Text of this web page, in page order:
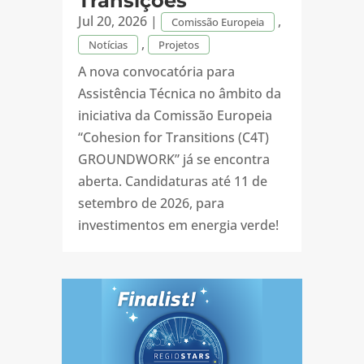
Jul 20, 2026| Comissão Europeia ,
Notícias , Projetos
A nova convocatória para
Assistência Técnica no âmbito da
iniciativa da Comissão Europeia
“Cohesion for Transitions (C4T)
GROUNDWORK” já se encontra
aberta. Candidaturas até 11 de
setembro de 2026, para
investimentos em energia verde!